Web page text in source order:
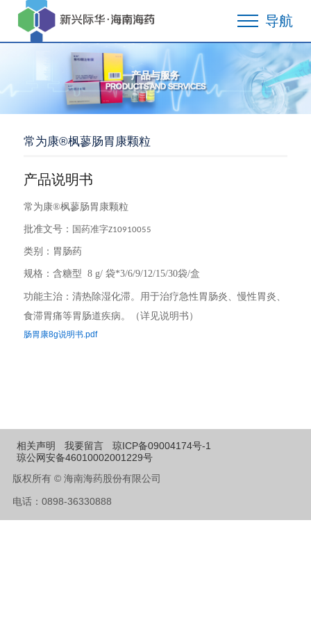
导航
产品与服务
PRODUCTS AND SERVICES
常为康®枫蓼肠胃康颗粒
产品说明书
常为康®枫蓼肠胃康颗粒
批准文号： 国药准字Z10910055
类别：胃肠药
规格：含糖型 8 g/ 袋*3/6/9/12/15/30袋/盒
功能主治：清热除湿化滞。用于治疗急性胃肠炎、慢性胃炎、
食滞胃痛等胃肠道疾病。（详见说明书）
肠胃康8g说明书.pdf
相关声明 我要留言
琼ICP备09004174号-1
琼公网安备46010002001229号
版权所有 © 海南海药股份有限公司
电话：0898-36330888